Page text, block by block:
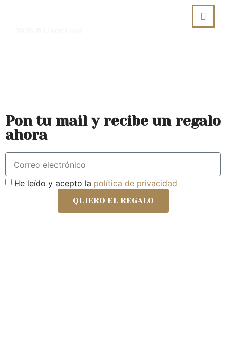
Pon tu mail y recibe un regalo
ahora
He leído y acepto la política de privacidad
QUIERO EL REGALO